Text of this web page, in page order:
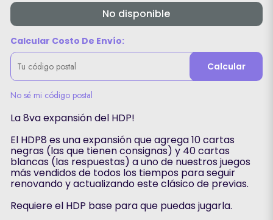
No disponible
Calcular Costo De Envío:
Calcular
No sé mi código postal
La 8va expansión del HDP!
El HDP8 es una expansión que agrega 10 cartas
negras (las que tienen consignas) y 40 cartas
blancas (las respuestas) a uno de nuestros juegos
más vendidos de todos los tiempos para seguir
renovando y actualizando este clásico de previas.
Requiere el HDP base para que puedas jugarla.